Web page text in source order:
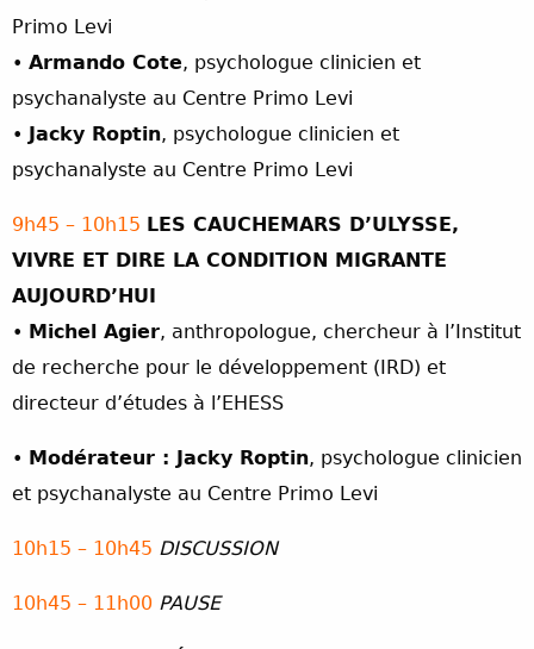
Primo Levi
• Armando Cote, psychologue clinicien et
psychanalyste au Centre Primo Levi
• Jacky Roptin, psychologue clinicien et
psychanalyste au Centre Primo Levi
9h45 – 10h15 LES CAUCHEMARS D’ULYSSE,
VIVRE ET DIRE LA CONDITION MIGRANTE
AUJOURD’HUI
• Michel Agier, anthropologue, chercheur à l’Institut
de recherche pour le développement (IRD) et
directeur d’études à l’EHESS
• Modérateur : Jacky Roptin, psychologue clinicien
et psychanalyste au Centre Primo Levi
10h15 – 10h45 DISCUSSION
10h45 – 11h00 PAUSE